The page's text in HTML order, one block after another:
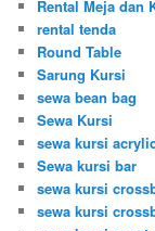
Rental Meja dan
rental tenda
Round Table
Sarung Kursi
sewa bean bag
Sewa Kursi
sewa kursi
Sewa kursi bar
sewa kursi
sewa kursi